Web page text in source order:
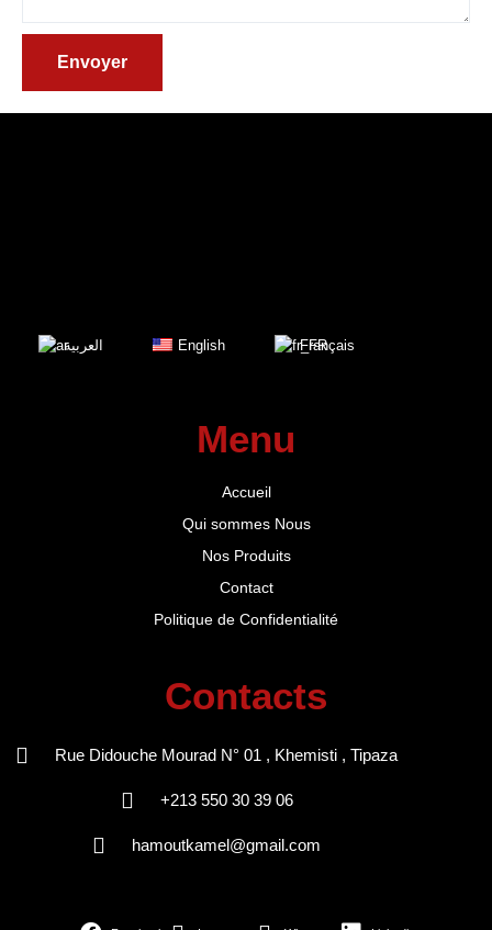
Envoyer
العربية English Français
Menu
Accueil
Qui sommes Nous
Nos Produits
Contact
Politique de Confidentialité
Contacts
Rue Didouche Mourad N° 01 , Khemisti , Tipaza
+213 550 30 39 06
hamoutkamel@gmail.com